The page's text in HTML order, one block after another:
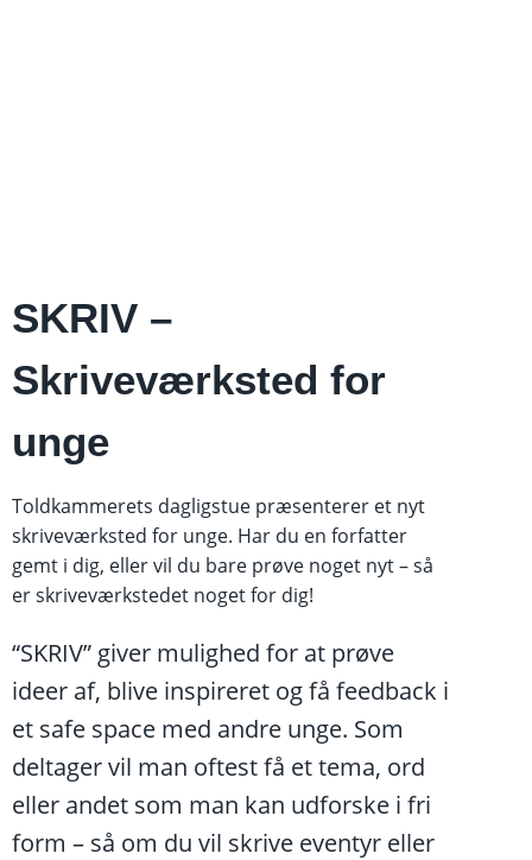
SKRIV –
Skriveværksted for
unge
Toldkammerets dagligstue præsenterer et nyt
skriveværksted for unge. Har du en forfatter
gemt i dig, eller vil du bare prøve noget nyt – så
er skriveværkstedet noget for dig!
“SKRIV” giver mulighed for at prøve
ideer af, blive inspireret og få feedback i
et safe space med andre unge. Som
deltager vil man oftest få et tema, ord
eller andet som man kan udforske i fri
form – så om du vil skrive eventyr eller